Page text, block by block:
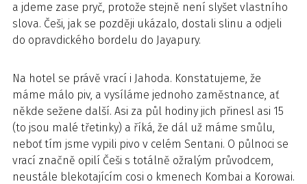
a jdeme zase pryč, protože stejně není slyšet vlastního
slova. Češi, jak se později ukázalo, dostali slinu a odjeli
do opravdického bordelu do Jayapury.
Na hotel se právě vrací i Jahoda. Konstatujeme, že
máme málo piv, a vysíláme jednoho zaměstnance, ať
někde sežene další. Asi za půl hodiny jich přinesl asi 15
(to jsou malé třetinky) a říká, že dál už máme smůlu,
neboť tím jsme vypili pivo v celém Sentani. O půlnoci se
vrací značně opilí Češi s totálně ožralým průvodcem,
neustále blekotajícím cosi o kmenech Kombai a Korowai.